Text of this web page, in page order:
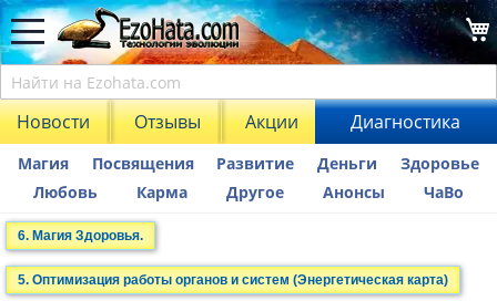
Новости Отзывы Акции Диагностика
Магия Посвящения Развитие Деньги
Здоровье
Любовь
Карма Другое Анонсы ЧаВо
6. Магия Здоровья.
5. Оптимизация работы органов и систем (Энергетическая карта)